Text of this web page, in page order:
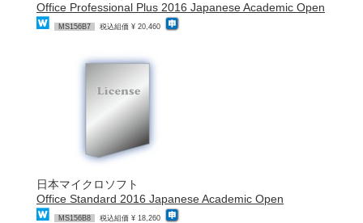
Office Professional Plus 2016 Japanese Academic Open
MS156B7 税込組価 ¥ 20,460
日本マイクロソフト
Office Standard 2016 Japanese Academic Open
MS156B8 税込組価 ¥ 18,260